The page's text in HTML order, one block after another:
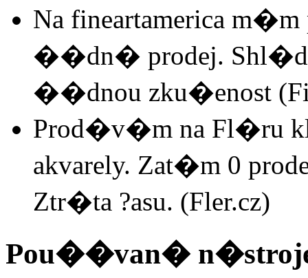
Na fineartamerica
��dn� prodej.
��dnou zku�enost
Prod�v�m na Fl�ru
akvarely. Zat�m 0
Ztr�ta ?asu. (Fler.cz)
Pou��van�